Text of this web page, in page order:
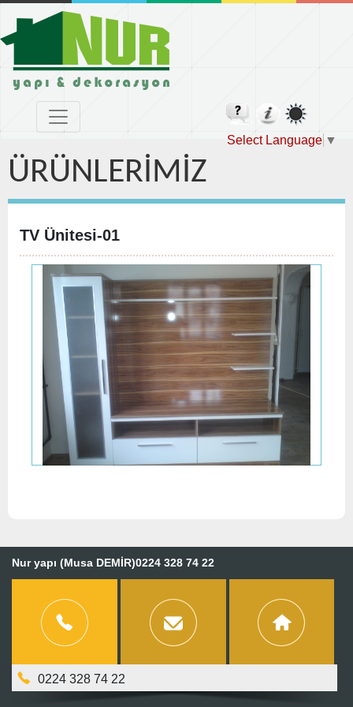
Select Language ▼
ÜRÜNLERİMİZ
TV Ünitesi-01
Nur yapı (Musa DEMİR)0224 328 74 22
0224 328 74 22